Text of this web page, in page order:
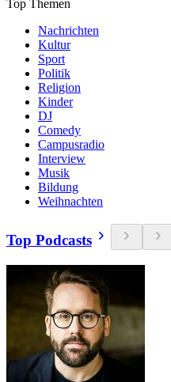
Top Themen
Nachrichten
Kultur
Sport
Politik
Religion
Kinder
DJ
Comedy
Campusradio
Interview
Musik
Bildung
Weihnachten
Top Podcasts